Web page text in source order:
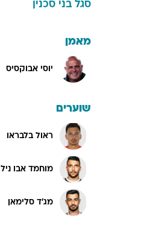
סגל בני סכנין
מאמן
יוסי אבוקסיס
שוערים
ראול בלבראו
מוחמד אבו ניל
מג'ד סלימאן